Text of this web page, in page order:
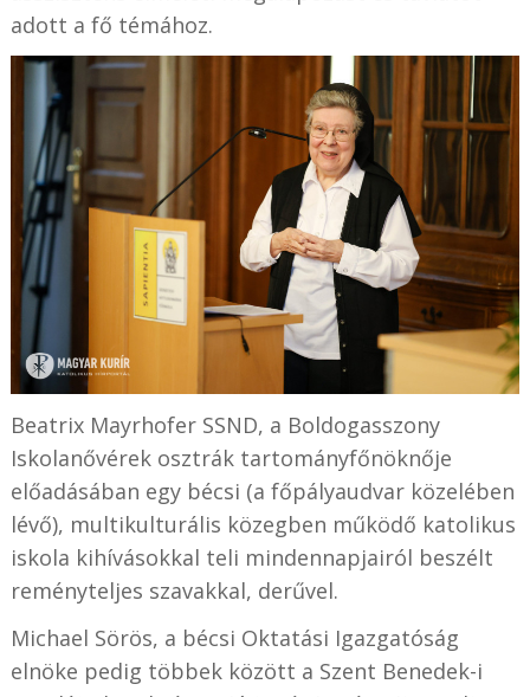
adott a fő témához.
Beatrix Mayrhofer SSND, a Boldogasszony
Iskolanővérek osztrák tartományfőnöknője
előadásában egy bécsi (a főpályaudvar közelében
lévő), multikulturális közegben működő katolikus
iskola kihívásokkal teli mindennapjairól beszélt
reményteljes szavakkal, derűvel.
Michael Sörös, a bécsi Oktatási Igazgatóság
elnöke pedig többek között a Szent Benedek-i